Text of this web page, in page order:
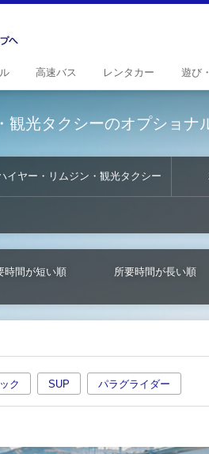
高速バス レンタ カー 遊び・
観光タクシーのオプショナ
イヤー・リムジン・観光タクシー
時間が短い順 所要時間が長い順
ク SUP パラグライダー